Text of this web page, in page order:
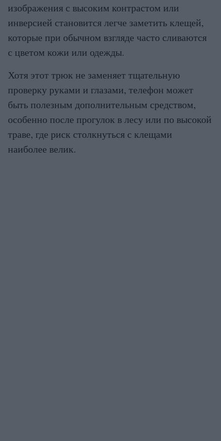
изображения с высоким контрастом или
инверсией становится легче заметить клещей,
которые при обычном взгляде часто сливаются
с цветом кожи или одежды.
Хотя этот трюк не заменяет тщательную
проверку руками и глазами, телефон может
быть полезным дополнительным средством,
особенно после прогулок в лесу или по высокой
траве, где риск столкнуться с клещами
наиболее велик.